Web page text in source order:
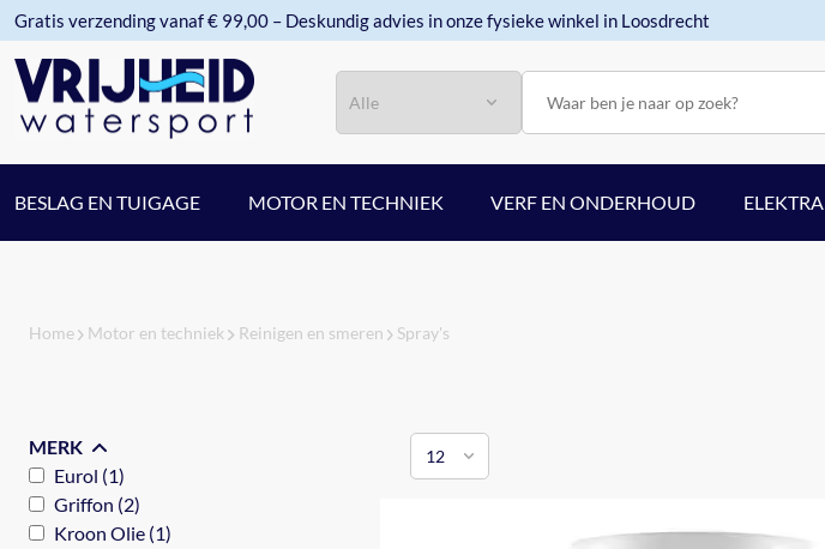
Gratis verzending vanaf € 99,00 – Deskundig advies in onze fysieke winkel in Loosdrecht
BESLAG EN TUIGAGE MOTOR EN TECHNIEK VERF EN ONDERHOUD ELEKTRA
Home Motor en techniek Reinigen en smeren Spray's
MERK
Eurol (1)
Griffon (2)
Kroon Olie (1)